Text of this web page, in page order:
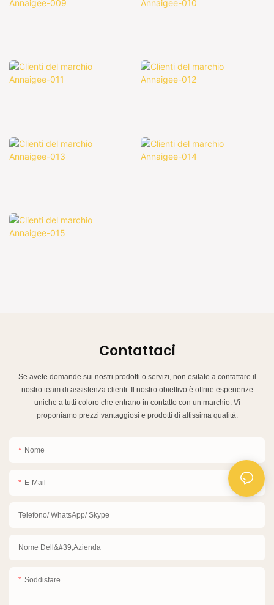
Contattaci
Se avete domande sui nostri prodotti o servizi, non esitate a contattare il
nostro team di assistenza clienti. Il nostro obiettivo è offrire esperienze
uniche a tutti coloro che entrano in contatto con un marchio. Vi
proponiamo prezzi vantaggiosi e prodotti di altissima qualità.
Nome
E-Mail
Telefono/ WhatsApp/ Skype
Nome Dell&#39;azienda
Soddisfare